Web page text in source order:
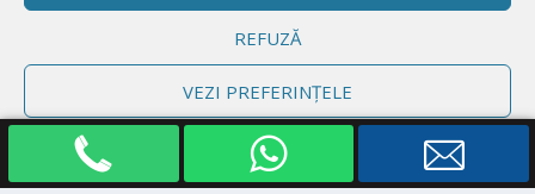
REFUZĂ
VEZI PREFERINȚELE
Politică cookie-uri Declarație de confidențialitate Impressum
Proiectat deElegant Themes| Realizat deWordPress